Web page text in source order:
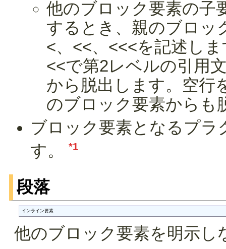
他のブロック要素の子
するとき、親のブロッ
<、<<、<<<を記述し
<<で第2レベルの引用
から脱出します。空行
のブロック要素からも
ブロック要素となるプ
す。
*1
段落
インライン要素
他のブロック要素を明示し